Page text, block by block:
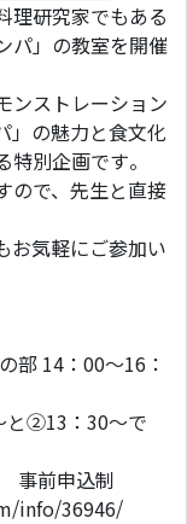
理研究家でもある
パ」の教室を開催
ンストレーション
」の魅力と食文化
別企画です。
ので、先生と直接
お気軽にご参加い
14：00～16：
と②13：30～で
事前申込制
info/36946/